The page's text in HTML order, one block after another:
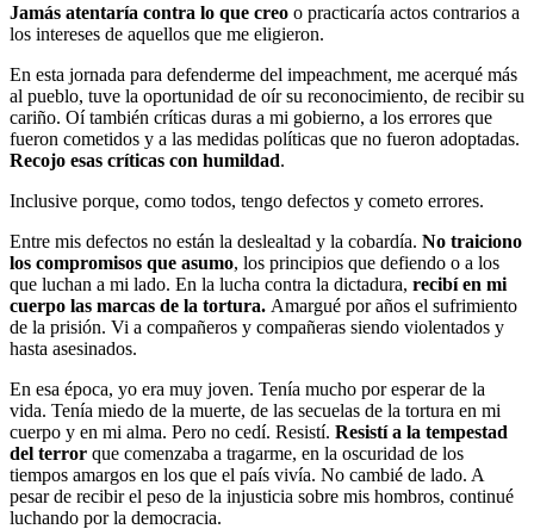
Jamás atentaría contra lo que creo o practicaría actos contrarios a
los intereses de aquellos que me eligieron.
En esta jornada para defenderme del impeachment, me acerqué más
al pueblo, tuve la oportunidad de oír su reconocimiento, de recibir su
cariño. Oí también críticas duras a mi gobierno, a los errores que
fueron cometidos y a las medidas políticas que no fueron adoptadas.
Recojo esas críticas con humildad.
Inclusive porque, como todos, tengo defectos y cometo errores.
Entre mis defectos no están la deslealtad y la cobardía. No traiciono
los compromisos que asumo, los principios que defiendo o a los
que luchan a mi lado. En la lucha contra la dictadura, recibí en mi
cuerpo las marcas de la tortura. Amargué por años el sufrimiento
de la prisión. Vi a compañeros y compañeras siendo violentados y
hasta asesinados.
En esa época, yo era muy joven. Tenía mucho por esperar de la
vida. Tenía miedo de la muerte, de las secuelas de la tortura en mi
cuerpo y en mi alma. Pero no cedí. Resistí. Resistí a la tempestad
del terror que comenzaba a tragarme, en la oscuridad de los
tiempos amargos en los que el país vivía. No cambié de lado. A
pesar de recibir el peso de la injusticia sobre mis hombros, continué
luchando por la democracia.